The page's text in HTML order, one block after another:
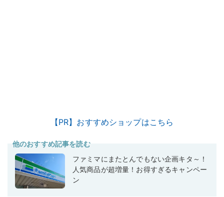
【PR】おすすめショップはこちら
他のおすすめ記事を読む
ファミマにまたとんでもない企画キタ～！
人気商品が超増量！お得すぎるキャンペー
ン